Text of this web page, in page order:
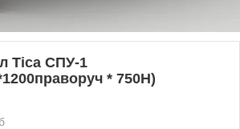
Тіса СПУ-1
* 750Н)